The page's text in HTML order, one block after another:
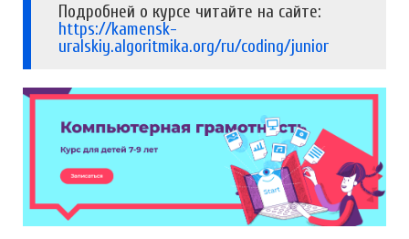
Подробней о курсе читайте на сайте:
https://kamensk-
uralskiy.algoritmika.org/ru/coding/junior